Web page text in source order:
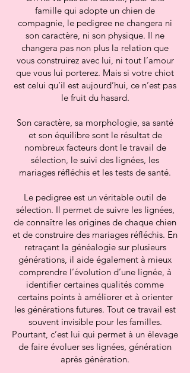
famille qui adopte un chien de
compagnie, le pedigree ne changera ni
son caractère, ni son physique. Il ne
changera pas non plus la relation que
vous construirez avec lui, ni tout l’amour
que vous lui porterez. Mais si votre chiot
est celui qu’il est aujourd’hui, ce n’est pas
le fruit du hasard.
Son caractère, sa morphologie, sa santé
et son équilibre sont le résultat de
nombreux facteurs dont le travail de
sélection, le suivi des lignées, les
mariages réfléchis et les tests de santé.
Le pedigree est un véritable outil de
sélection. Il permet de suivre les lignées,
de connaître les origines de chaque chien
et de construire des mariages réfléchis. En
retraçant la généalogie sur plusieurs
générations, il aide également à mieux
comprendre l’évolution d’une lignée, à
identifier certaines qualités comme
certains points à améliorer et à orienter
les générations futures. Tout ce travail est
souvent invisible pour les familles.
Pourtant, c’est lui qui permet à un élevage
de faire évoluer ses lignées, génération
après génération.